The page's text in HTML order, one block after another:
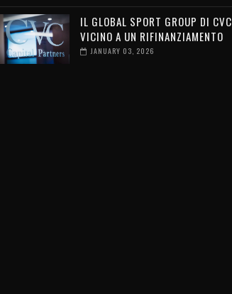
IL GLOBAL SPORT GROUP DI CVC
VICINO A UN RIFINANZIAMENTO
JANUARY 03, 2026